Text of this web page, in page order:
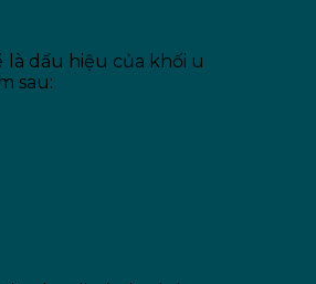
là dấu hiệu của khối u
sau: